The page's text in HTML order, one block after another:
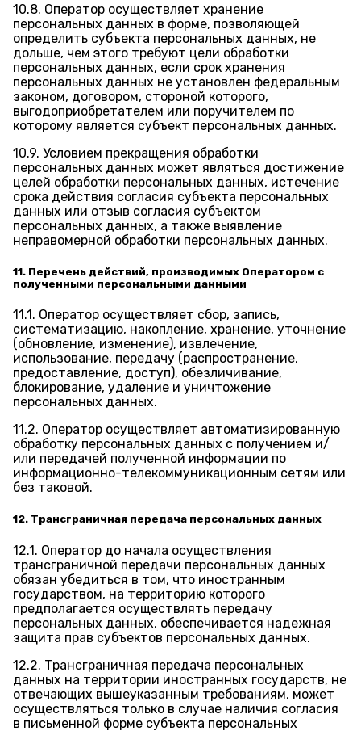
10.8. Оператор осуществляет хранение
персональных данных в форме, позволяющей
определить субъекта персональных данных, не
дольше, чем этого требуют цели обработки
персональных данных, если срок хранения
персональных данных не установлен федеральным
законом, договором, стороной которого,
выгодоприобретателем или поручителем по
которому является субъект персональных данных.
10.9. Условием прекращения обработки
персональных данных может являться достижение
целей обработки персональных данных, истечение
срока действия согласия субъекта персональных
данных или отзыв согласия субъектом
персональных данных, а также выявление
неправомерной обработки персональных данных.
11. Перечень действий, производимых Оператором с
полученными персональными данными
11.1. Оператор осуществляет сбор, запись,
систематизацию, накопление, хранение, уточнение
(обновление, изменение), извлечение,
использование, передачу (распространение,
предоставление, доступ), обезличивание,
блокирование, удаление и уничтожение
персональных данных.
11.2. Оператор осуществляет автоматизированную
обработку персональных данных с получением и/
или передачей полученной информации по
информационно-телекоммуникационным сетям или
без таковой.
12. Трансграничная передача персональных данных
12.1. Оператор до начала осуществления
трансграничной передачи персональных данных
обязан убедиться в том, что иностранным
государством, на территорию которого
предполагается осуществлять передачу
персональных данных, обеспечивается надежная
защита прав субъектов персональных данных.
12.2. Трансграничная передача персональных
данных на территории иностранных государств, не
отвечающих вышеуказанным требованиям, может
осуществляться только в случае наличия согласия
в письменной форме субъекта персональных